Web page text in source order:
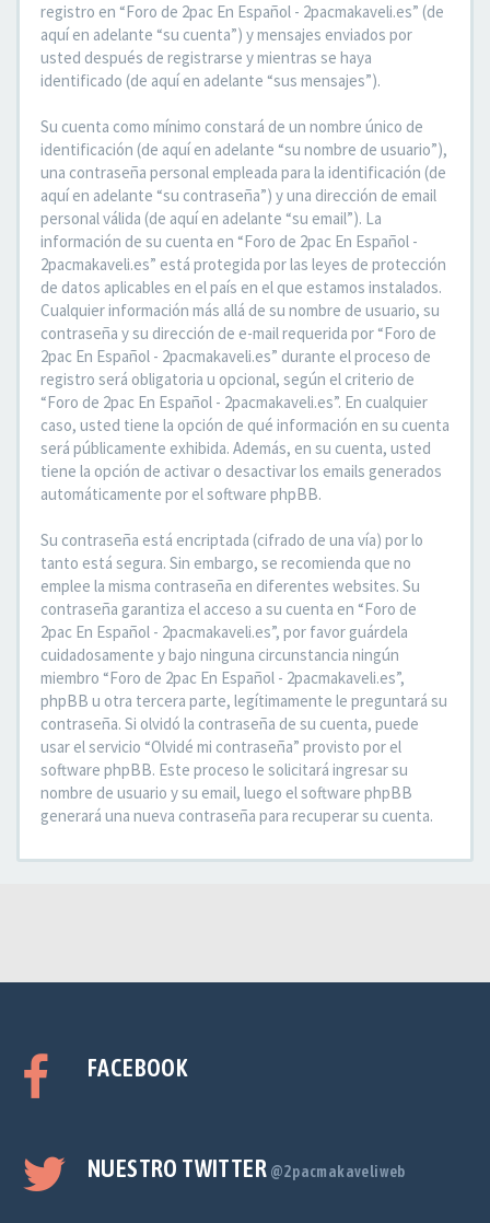
registro en “Foro de 2pac En Español - 2pacmakaveli.es” (de
aquí en adelante “su cuenta”) y mensajes enviados por
usted después de registrarse y mientras se haya
identificado (de aquí en adelante “sus mensajes”).
Su cuenta como mínimo constará de un nombre único de
identificación (de aquí en adelante “su nombre de usuario”),
una contraseña personal empleada para la identificación (de
aquí en adelante “su contraseña”) y una dirección de email
personal válida (de aquí en adelante “su email”). La
información de su cuenta en “Foro de 2pac En Español -
2pacmakaveli.es” está protegida por las leyes de protección
de datos aplicables en el país en el que estamos instalados.
Cualquier información más allá de su nombre de usuario, su
contraseña y su dirección de e-mail requerida por “Foro de
2pac En Español - 2pacmakaveli.es” durante el proceso de
registro será obligatoria u opcional, según el criterio de
“Foro de 2pac En Español - 2pacmakaveli.es”. En cualquier
caso, usted tiene la opción de qué información en su cuenta
será públicamente exhibida. Además, en su cuenta, usted
tiene la opción de activar o desactivar los emails generados
automáticamente por el software phpBB.
Su contraseña está encriptada (cifrado de una vía) por lo
tanto está segura. Sin embargo, se recomienda que no
emplee la misma contraseña en diferentes websites. Su
contraseña garantiza el acceso a su cuenta en “Foro de
2pac En Español - 2pacmakaveli.es”, por favor guárdela
cuidadosamente y bajo ninguna circunstancia ningún
miembro “Foro de 2pac En Español - 2pacmakaveli.es”,
phpBB u otra tercera parte, legítimamente le preguntará su
contraseña. Si olvidó la contraseña de su cuenta, puede
usar el servicio “Olvidé mi contraseña” provisto por el
software phpBB. Este proceso le solicitará ingresar su
nombre de usuario y su email, luego el software phpBB
generará una nueva contraseña para recuperar su cuenta.
FACEBOOK
NUESTRO TWITTER @2pacmakaveliweb